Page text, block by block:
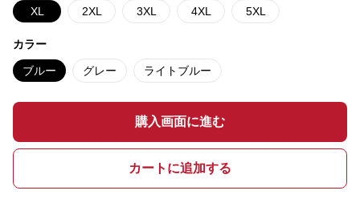
XL 2XL 3XL 4XL 5XL
カラー
ブルー グレー ライトブルー
購入画面に進む
カートに追加する